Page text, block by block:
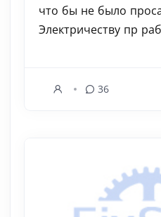
что бы не было
Электричеству пр
36